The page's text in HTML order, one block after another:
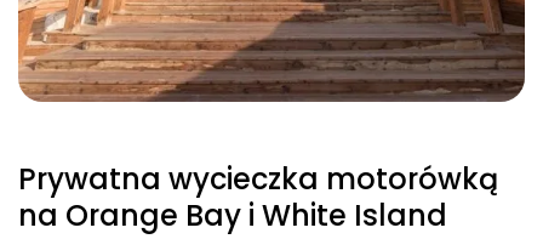
Prywatna wycieczka motorówką
na Orange Bay i White Island